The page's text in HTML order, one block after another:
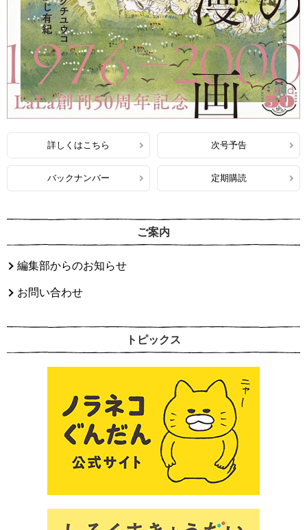
詳しくはこちら 次号予告
バックナンバー 定期購読
ご案内
編集部からのお知らせ
お問い合わせ
トピックス